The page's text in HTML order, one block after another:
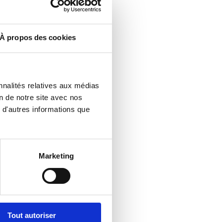
À propos des cookies
relatives aux médias
de notre site avec nos
informations que
Marketing
Tout autoriser
Établissez un calendrier
attention particulière aux
:
qu’ils ne deviennent des
d’usure ou de
dès que possible.
:
Apprenez les techniques
céramique, en plastique
: